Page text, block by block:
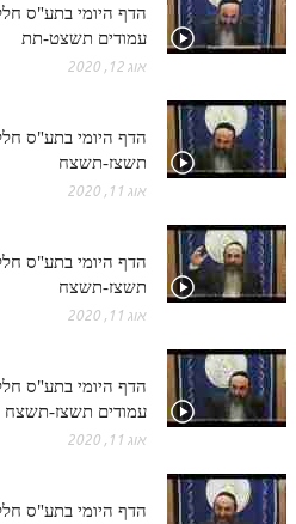
עמודים תשצט-תת
אוג 12, 2020
תשצז-תשצח
אוג 11, 2020
תשצז-תשצח
אוג 11, 2020
עמודים תשצז-תשצח
אוג 11, 2020